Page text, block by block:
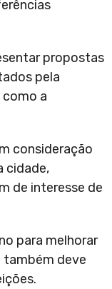
propostas
pela
como a
consideração
cidade,
de interesse de
para melhorar
também deve